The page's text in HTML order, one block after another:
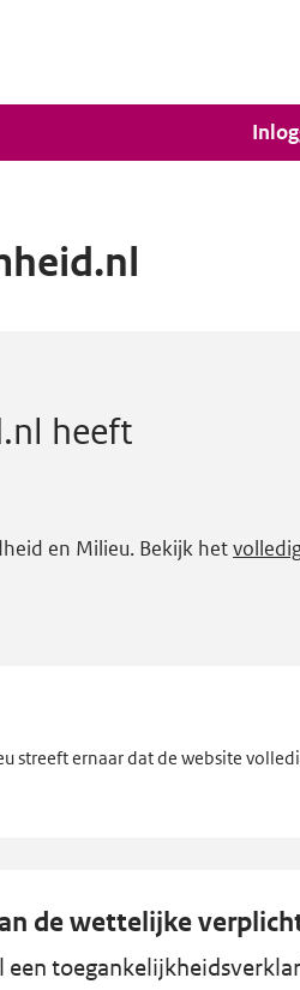
heeft
en Milieu. Bekijk het
streeft ernaar dat de website
de wettelijke
een